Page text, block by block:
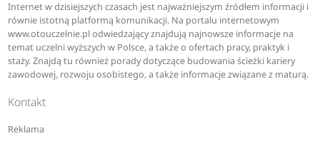
Internet w dzisiejszych czasach jest najważniejszym źródłem informacji i
równie istotną platformą komunikacji. Na portalu internetowym
www.otouczelnie.pl odwiedzający znajdują najnowsze informacje na
temat uczelni wyższych w Polsce, a także o ofertach pracy, praktyk i
staży. Znajdą tu również porady dotyczące budowania ścieżki kariery
zawodowej, rozwoju osobistego, a także informacje związane z maturą.
Kontakt
Reklama